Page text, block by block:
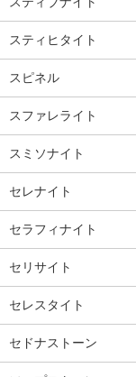
スティヒタイト
スピネル
スファレライト
スミソナイト
セレナイト
セラフィナイト
セリサイト
セレスタイト
セドナストーン